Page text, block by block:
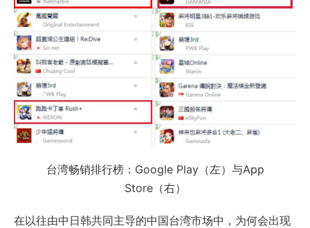
台湾畅销排行榜：Google Play（左）与App
Store（右）
在以往由中日韩共同主导的中国台湾市场中，为何会出现